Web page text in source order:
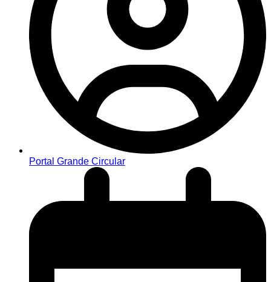
Portal Grande Circular